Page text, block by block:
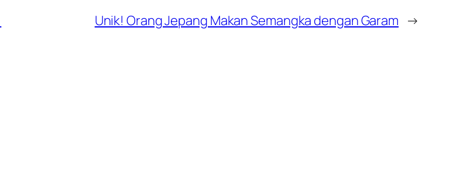
Unik! Orang Jepang Makan Semangka dengan Garam →